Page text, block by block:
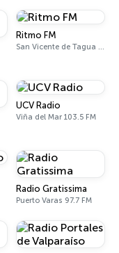
Ritmo FM
San Vicente de Tagua Tagua 98.7 FM
UCV Radio
Viña del Mar 103.5 FM
Radio Gratissima
Puerto Varas 97.7 FM